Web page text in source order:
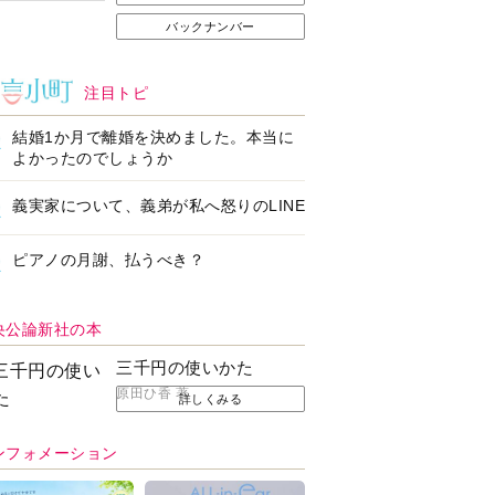
バックナンバー
注目トピ
結婚1か月で離婚を決めました。本当に
よかったのでしょうか
義実家について、義弟が私へ怒りのLINE
ピアノの月謝、払うべき？
公論新社の本
三千円の使いかた
原田ひ香 著詳しくみる
フォメーション